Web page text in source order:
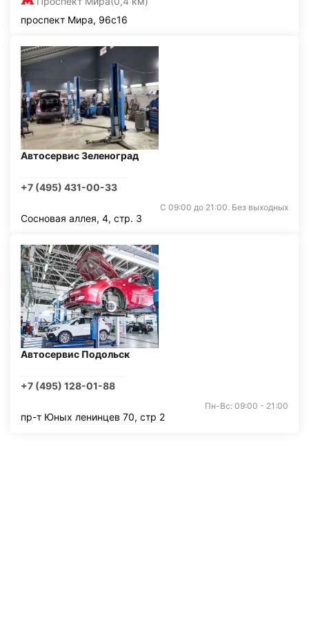
проспект Мира, 96с16
Автосервис Зеленоград
+7 (495) 431-00-33
С 09:00 до 21:00. Без выходных
Сосновая аллея, 4, стр. 3
Автосервис Подольск
+7 (495) 128-01-88
Пн-Вс: 09:00 - 21:00
пр-т Юных ленинцев 70, стр 2